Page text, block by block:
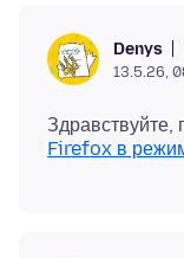
Denys
13.5.26,
Здравствуйте,
Firefox в